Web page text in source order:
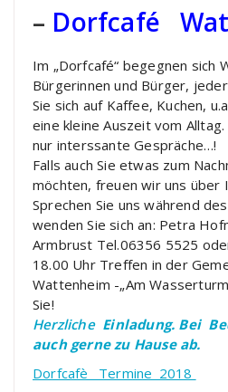
– Dorfcafé
Im „Dorfcafé“ begegnen sich
Bürgerinnen und Bürger,
Sie sich auf Kaffee, Kuchen,
eine kleine Auszeit vom
nur interssante Gespräche…!
Falls auch Sie etwas zum
möchten, freuen wir uns über
Sprechen Sie uns während
wenden Sie sich an: Petra
Armbrust Tel.06356 5525
18.00 Uhr Treffen in der
Wattenheim -„Am
Sie!
Herzliche Einladung. Bei
auch gerne zu Hause ab.
Dorfcafè_ Termine_2018